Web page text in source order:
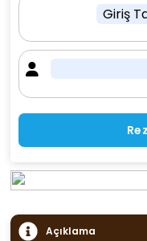
Giriş
Açıklama